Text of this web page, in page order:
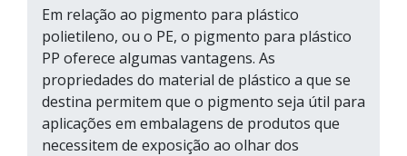
Em relação ao pigmento para plástico
polietileno, ou o PE, o pigmento para plástico
PP oferece algumas vantagens. As
propriedades do material de plástico a que se
destina permitem que o pigmento seja útil para
aplicações em embalagens de produtos que
necessitem de exposição ao olhar dos